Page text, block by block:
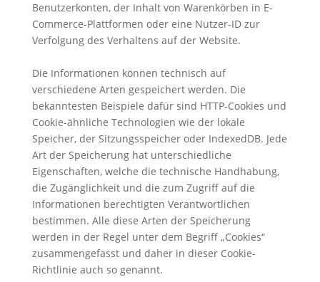
Benutzerkonten, der Inhalt von Warenkörben in E-
Commerce-Plattformen oder eine Nutzer-ID zur
Verfolgung des Verhaltens auf der Website.
Die Informationen können technisch auf
verschiedene Arten gespeichert werden. Die
bekanntesten Beispiele dafür sind HTTP-Cookies und
Cookie-ähnliche Technologien wie der lokale
Speicher, der Sitzungsspeicher oder IndexedDB. Jede
Art der Speicherung hat unterschiedliche
Eigenschaften, welche die technische Handhabung,
die Zugänglichkeit und die zum Zugriff auf die
Informationen berechtigten Verantwortlichen
bestimmen. Alle diese Arten der Speicherung
werden in der Regel unter dem Begriff „Cookies“
zusammengefasst und daher in dieser Cookie-
Richtlinie auch so genannt.